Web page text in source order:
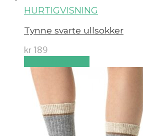
HURTIGVISNING
Tynne svarte ullsokker
kr 189